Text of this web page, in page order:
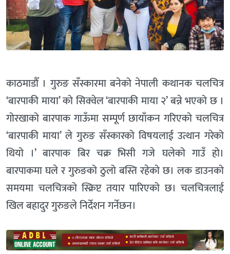
काठमाडौँ । गुरुङ सँस्कारमा बनेको नेपाली कथानक चलचित्र
‘बारपाकी माया’ को सिक्वेल ‘बारपाकी माया २’ बन्ने भएको छ ।
गोरखाको बारपाक गाऊँमा सम्पूर्ण छायाँकन गरिएको चलचित्र
‘बारपाकी माया’ ले गुरुङ सँस्कारको विषयलाई उत्थान गरेको
थियो ।’ बारपाक बिर चक्र भिसी गजे घलेको गाउँ हो।
बारपाकमा घले र गुरुङको ठुलो बस्ति रहेको छ। लक डाउनको
समयमा चलचित्रको स्क्रिप्ट तयार पारिएको छ। चलचित्रलाई
खिल बहादुर गुरुङले निर्देशन गर्नेछन।